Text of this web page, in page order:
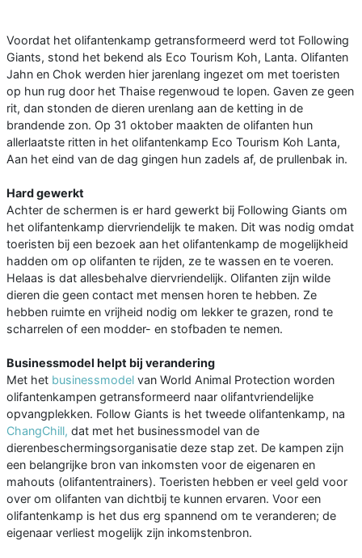
Voordat het olifantenkamp getransformeerd werd tot Following
Giants, stond het bekend als Eco Tourism Koh, Lanta. Olifanten
Jahn en Chok werden hier jarenlang ingezet om met toeristen
op hun rug door het Thaise regenwoud te lopen. Gaven ze geen
rit, dan stonden de dieren urenlang aan de ketting in de
brandende zon. Op 31 oktober maakten de olifanten hun
allerlaatste ritten in het olifantenkamp Eco Tourism Koh Lanta,
Aan het eind van de dag gingen hun zadels af, de prullenbak in.
Hard gewerkt
Achter de schermen is er hard gewerkt bij Following Giants om
het olifantenkamp diervriendelijk te maken. Dit was nodig omdat
toeristen bij een bezoek aan het olifantenkamp de mogelijkheid
hadden om op olifanten te rijden, ze te wassen en te voeren.
Helaas is dat allesbehalve diervriendelijk. Olifanten zijn wilde
dieren die geen contact met mensen horen te hebben. Ze
hebben ruimte en vrijheid nodig om lekker te grazen, rond te
scharrelen of een modder- en stofbaden te nemen.
Businessmodel helpt bij verandering
Met het businessmodel van World Animal Protection worden
olifantenkampen getransformeerd naar olifantvriendelijke
opvangplekken. Follow Giants is het tweede olifantenkamp, na
ChangChill, dat met het businessmodel van de
dierenbeschermingsorganisatie deze stap zet. De kampen zijn
een belangrijke bron van inkomsten voor de eigenaren en
mahouts (olifantentrainers). Toeristen hebben er veel geld voor
over om olifanten van dichtbij te kunnen ervaren. Voor een
olifantenkamp is het dus erg spannend om te veranderen; de
eigenaar verliest mogelijk zijn inkomstenbron.